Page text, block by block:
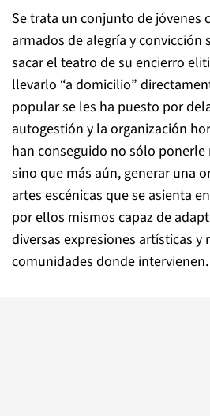
Se trata un conjunto de jóvenes
armados de alegría y convicción
sacar el teatro de su encierro
llevarlo “a domicilio”
popular se les ha puesto por
autogestión y la organización
han conseguido no sólo ponerle
sino que más aún, generar una
artes escénicas que se asienta
por ellos mismos capaz de
diversas expresiones artísticas y
comunidades donde intervienen.